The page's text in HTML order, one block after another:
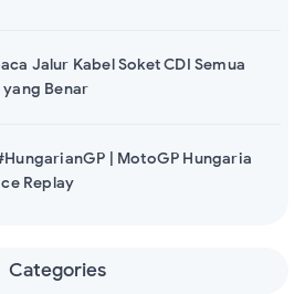
Jalur Kabel Soket CDI Semua
Benar
| MotoGP Hungaria
Replay
Categories